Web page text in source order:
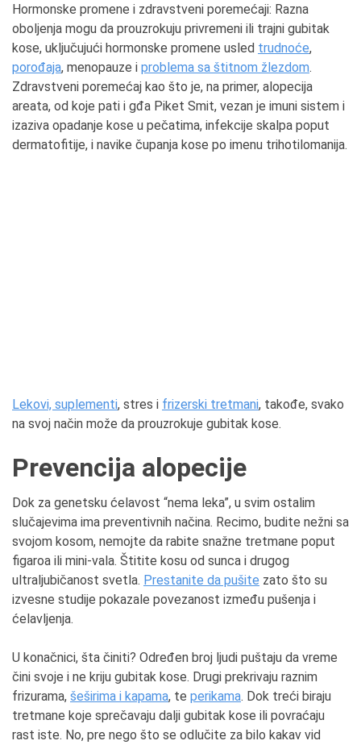
Hormonske promene i zdravstveni poremećaji: Razna
oboljenja mogu da prouzrokuju privremeni ili trajni gubitak
kose, uključujući hormonske promene usled trudnoće,
porođaja, menopauze i problema sa štitnom žlezdom.
Zdravstveni poremećaj kao što je, na primer, alopecija
areata, od koje pati i gđa Piket Smit, vezan je imuni sistem i
izaziva opadanje kose u pečatima, infekcije skalpa poput
dermatofitije, i navike čupanja kose po imenu trihotilomanija.
Lekovi, suplementi, stres i frizerski tretmani, takođe, svako
na svoj način može da prouzrokuje gubitak kose.
Prevencija alopecije
Dok za genetsku ćelavost “nema leka”, u svim ostalim
slučajevima ima preventivnih načina. Recimo, budite nežni sa
svojom kosom, nemojte da rabite snažne tretmane poput
figaroa ili mini-vala. Štitite kosu od sunca i drugog
ultraljubičanost svetla. Prestanite da pušite zato što su
izvesne studije pokazale povezanost između pušenja i
ćelavljenja.
U konačnici, šta činiti? Određen broj ljudi puštaju da vreme
čini svoje i ne kriju gubitak kose. Drugi prekrivaju raznim
frizurama, šeširima i kapama, te perikama. Dok treći biraju
tretmane koje sprečavaju dalji gubitak kose ili povraćaju
rast iste. No, pre nego što se odlučite za bilo kakav vid